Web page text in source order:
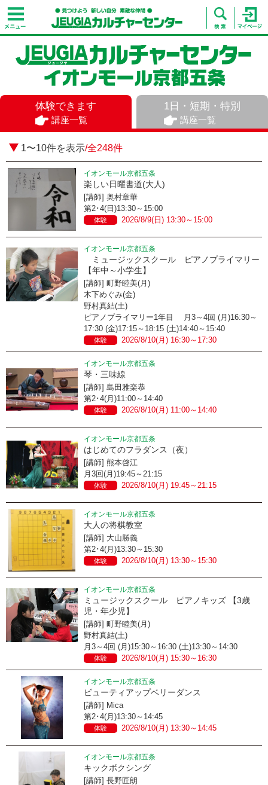
体験できます
講座一覧
1日・短期・特別
講座一覧
1〜10件を表示/全248件
イオンモール京都五条
楽しい日曜書道(大人)
[講師] 奥村章華
第2･4(日)13:30～15:00
体験 2026/8/9(日) 13:30～15:00
イオンモール京都五条
ミュージックスクール ピアノプライマリー
【年中～小学生】
[講師] 町野睦美(月)
木下めぐみ(金)
野村真結(土)
ピアノプライマリー1年目 月3～4回 (月)16:30～
17:30 (金)17:15～18:15 (土)14:40～15:40
体験 2026/8/10(月) 16:30～17:30
イオンモール京都五条
琴・三味線
[講師] 島田雅楽恭
第2･4(月)11:00～14:40
体験 2026/8/10(月) 11:00～14:40
イオンモール京都五条
はじめてのフラダンス（夜）
[講師] 熊本啓江
月3回(月)19:45～21:15
体験 2026/8/10(月) 19:45～21:15
イオンモール京都五条
大人の将棋教室
[講師] 大山勝義
第2･4(月)13:30～15:30
体験 2026/8/10(月) 13:30～15:30
イオンモール京都五条
ミュージックスクール ピアノキッズ 【3歳
児・年少児】
[講師] 町野睦美(月)
野村真結(土)
月3～4回 (月)15:30～16:30 (土)13:30～14:30
体験 2026/8/10(月) 15:30～16:30
イオンモール京都五条
ビューティアップベリーダンス
[講師] Mica
第2･4(月)13:30～14:45
体験 2026/8/10(月) 13:30～14:45
イオンモール京都五条
キックボクシング
[講師] 長野匠朗